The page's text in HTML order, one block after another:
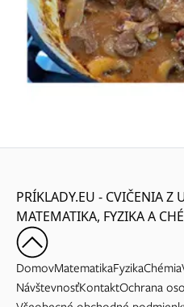
PRÍKLADY.EU - CVIČENIA Z
MATEMATIKA, FYZIKA A
DomovMatematikaFyzikaChémia
NávštevnosťKontaktOchrana